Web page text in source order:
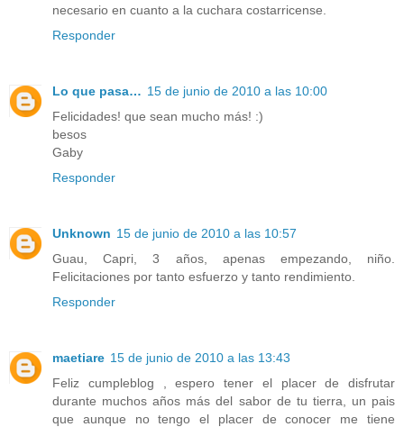
necesario en cuanto a la cuchara costarricense.
Responder
Lo que pasa… 15 de junio de 2010 a las 10:00
Felicidades! que sean mucho más! :)
besos
Gaby
Responder
Unknown 15 de junio de 2010 a las 10:57
Guau, Capri, 3 años, apenas empezando, niño.
Felicitaciones por tanto esfuerzo y tanto rendimiento.
Responder
maetiare 15 de junio de 2010 a las 13:43
Feliz cumpleblog , espero tener el placer de disfrutar
durante muchos años más del sabor de tu tierra, un pais
que aunque no tengo el placer de conocer me tiene